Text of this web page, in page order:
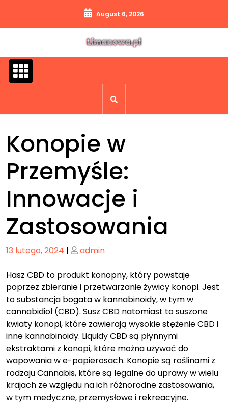
content
August 6, 2026
Konopie w
Przemyśle:
Innowacje i
Zastosowania
Posted
13 lutego, 2024 | Posted
admin
Hasz CBD to produkt konopny, który powstaje
poprzez zbieranie i przetwarzanie żywicy konopi. Jest
to substancja bogata w kannabinoidy, w tym w
cannabidiol (CBD). Susz CBD natomiast to suszone
kwiaty konopi, które zawierają wysokie stężenie CBD i
inne kannabinoidy. Liquidy CBD są płynnymi
ekstraktami z konopi, które można używać do
wapowania w e-papierosach. Konopie są roślinami z
rodzaju Cannabis, które są legalne do uprawy w wielu
krajach ze względu na ich różnorodne zastosowania,
w tym medyczne, przemysłowe i rekreacyjne.